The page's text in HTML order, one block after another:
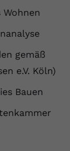
gemäß
e.V. Köln)
Bauen
zu